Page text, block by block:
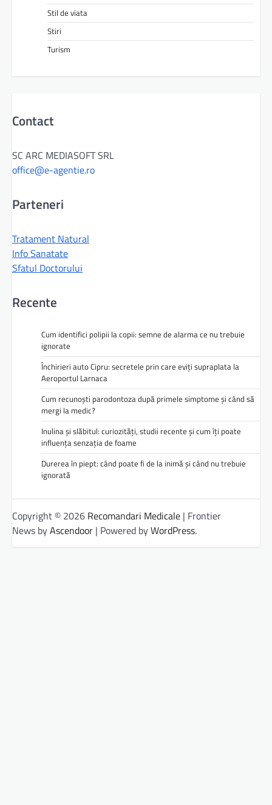
Stil de viata
Stiri
Turism
Contact
SC ARC MEDIASOFT SRL
office@e-agentie.ro
Parteneri
Tratament Natural
Info Sanatate
Sfatul Doctorului
Recente
Cum identifici polipii la copii: semne de alarma ce nu trebuie
ignorate
Închirieri auto Cipru: secretele prin care eviți supraplata la
Aeroportul Larnaca
Cum recunoști parodontoza după primele simptome și când să
mergi la medic?
Inulina și slăbitul: curiozități, studii recente și cum îți poate
influența senzația de foame
Durerea în piept: când poate fi de la inimă și când nu trebuie
ignorată
Copyright © 2026 Recomandari Medicale | Frontier
News byAscendoor | Powered byWordPress.